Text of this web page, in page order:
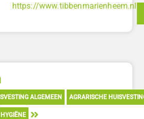
https://www.tibbenmarienheem.nl
ALGEMEEN AGRARISCHE
HYGIËNE